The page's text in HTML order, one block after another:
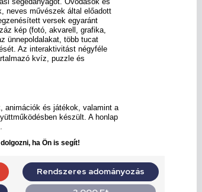
neves művészek által előadott
versek egyaránt
kép (fotó, akvarell, grafika,
ünnepoldalakat, több tucat
Az interaktivitást négyféle
kvíz, puzzle és
animációk és játékok, valamint a
készült. A honlap
ha Ön is segít!